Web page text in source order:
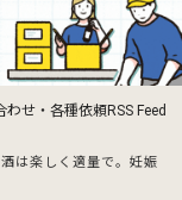
わせ・各種依頼RSS Feed
は楽しく適量で。 妊娠